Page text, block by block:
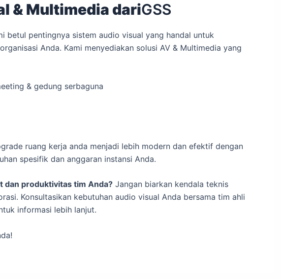
& Multimedia dariGSS
betul pentingnya sistem audio visual yang handal untuk
Anda. Kami menyediakan solusi AV & Multimedia yang
& gedung serbaguna
ruang kerja anda menjadi lebih modern dan efektif dengan
spesifik dan anggaran instansi Anda.
dan produktivitas tim Anda? Jangan biarkan kendala teknis
Konsultasikan kebutuhan audio visual Anda bersama tim ahli
informasi lebih lanjut.